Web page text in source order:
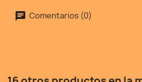
Comentarios (0)